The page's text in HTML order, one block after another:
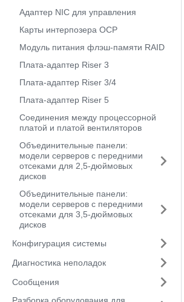
Адаптер NIC для управления
Карты интерпозера OCP
Модуль питания флэш-памяти RAID
Плата-адаптер Riser 3
Плата-адаптер Riser 3/4
Плата-адаптер Riser 5
Соединения между процессорной
платой и платой вентиляторов
Объединительные панели:
модели серверов с передними
отсеками для 2,5-дюймовых
дисков
Объединительные панели:
модели серверов с передними
отсеками для 3,5-дюймовых
дисков
Конфигурация системы
Диагностика неполадок
Сообщения